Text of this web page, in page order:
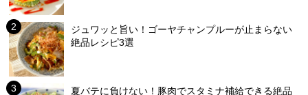
ジュワッと旨い！ゴーヤチャンプルーが止まらない
絶品レシピ3選
夏バテに負けない！豚肉でスタミナ補給できる絶品